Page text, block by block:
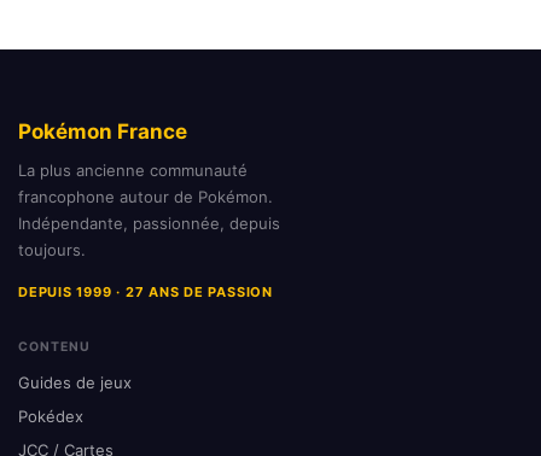
Pokémon France
La plus ancienne communauté
francophone autour de Pokémon.
Indépendante, passionnée, depuis
toujours.
DEPUIS 1999 · 27 ANS DE PASSION
CONTENU
Guides de jeux
Pokédex
JCC / Cartes